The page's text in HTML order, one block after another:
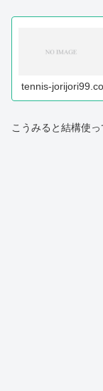
tennis-
こうみると結構使